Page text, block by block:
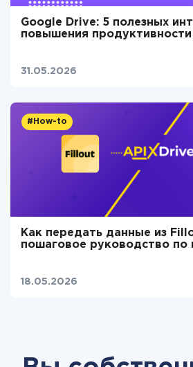
Google Drive: 5 полезных
повышения продуктивности
31.05.2026
#How-to
Как передать данные из
пошаговое руководство по
18.05.2026